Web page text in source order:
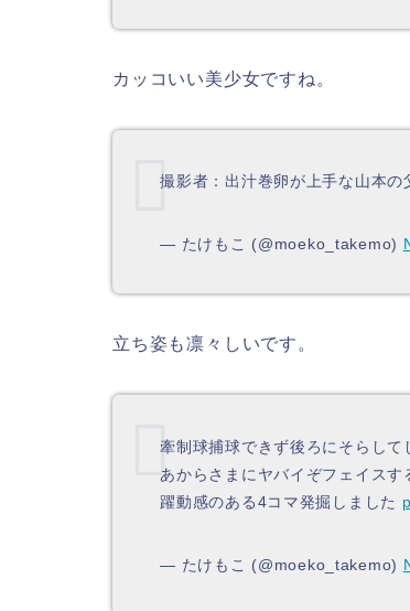
カッコいい美少女ですね。
撮影者：出汁巻卵が上手な山本の
— たけもこ (@moeko_takemo)
立ち姿も凛々しいです。
牽制球捕球できず後ろにそらして
あからさまにヤバイぞフェイスす
躍動感のある4コマ発掘しました
— たけもこ (@moeko_takemo)